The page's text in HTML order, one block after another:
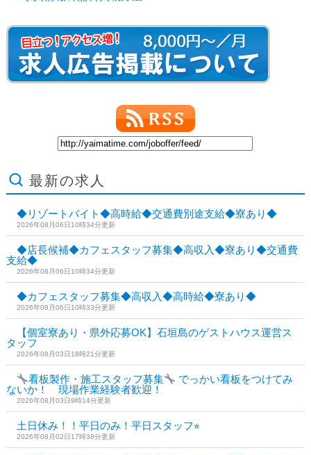
最新の求人
◆リゾートバイト◆高時給◆交通費別途支給◆寮あり◆
2026年08月06日10時34分更新
◆店長候補◆カフェスタッフ募集◆高収入◆寮あり◆交通費
支給◆
2026年08月06日10時34分更新
◆カフェスタッフ募集◆高収入◆高時給◆寮あり◆
2026年08月06日10時33分更新
【個室寮あり・県外応募OK】石垣島のゲストハウス運営ス
タッフ
2026年08月03日18時21分更新
看板製作・施工スタッフ募集
でっかい看板をつけてみ
ないか！ 現場作業経験者歓迎！
2026年08月03日9時14分更新
土日休み！！平日のみ！平日スタッフ⭐︎
2026年08月02日17時38分更新